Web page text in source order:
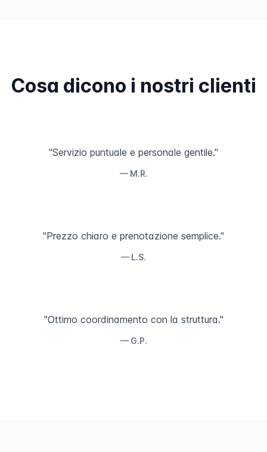
Cosa dicono i nostri clienti
"Servizio puntuale e personale gentile."
— M.R.
"Prezzo chiaro e prenotazione semplice."
— L.S.
"Ottimo coordinamento con la struttura."
— G.P.